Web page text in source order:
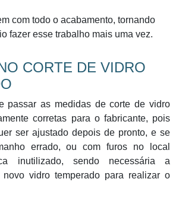
com todo o acabamento, tornando
fazer esse trabalho mais uma vez.
CORTE DE VIDRO
passar as medidas de corte de vidro
corretas para o fabricante, pois
ser ajustado depois de pronto, e se
errado, ou com furos no local
inutilizado, sendo necessária a
vidro temperado para realizar o